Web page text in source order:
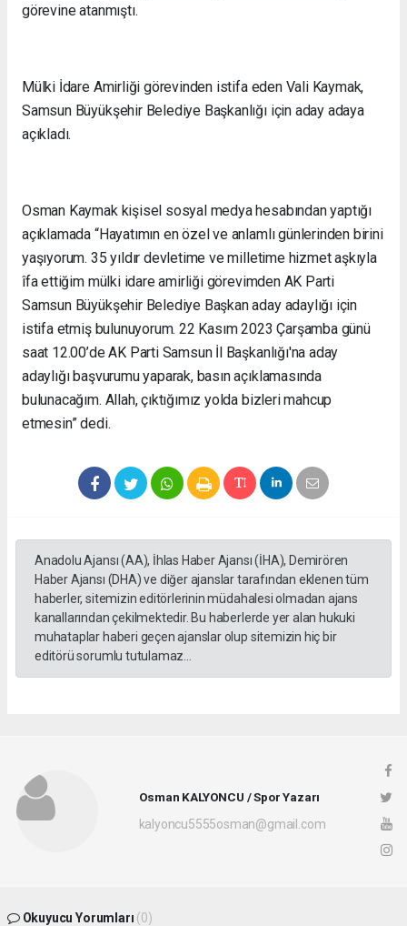
görevine atanmıştı.
Mülki İdare Amirliği görevinden istifa eden Vali Kaymak,
Samsun Büyükşehir Belediye Başkanlığı için aday adaya
açıkladı.
Osman Kaymak kişisel sosyal medya hesabından yaptığı
açıklamada “Hayatımın en özel ve anlamlı günlerinden birini
yaşıyorum. 35 yıldır devletime ve milletime hizmet aşkıyla
îfa ettiğim mülki idare amirliği görevimden AK Parti
Samsun Büyükşehir Belediye Başkan aday adaylığı için
istifa etmiş bulunuyorum. 22 Kasım 2023 Çarşamba günü
saat 12.00’de AK Parti Samsun İl Başkanlığı'na aday
adaylığı başvurumu yaparak, basın açıklamasında
bulunacağım. Allah, çıktığımız yolda bizleri mahcup
etmesin” dedi.
Anadolu Ajansı (AA), İhlas Haber Ajansı (İHA), Demirören
Haber Ajansı (DHA) ve diğer ajanslar tarafından eklenen tüm
haberler, sitemizin editörlerinin müdahalesi olmadan ajans
kanallarından çekilmektedir. Bu haberlerde yer alan hukuki
muhataplar haberi geçen ajanslar olup sitemizin hiç bir
editörü sorumlu tutulamaz...
Osman KALYONCU / Spor Yazarı
kalyoncu5555osman@gmail.com
Okuyucu Yorumları (0)